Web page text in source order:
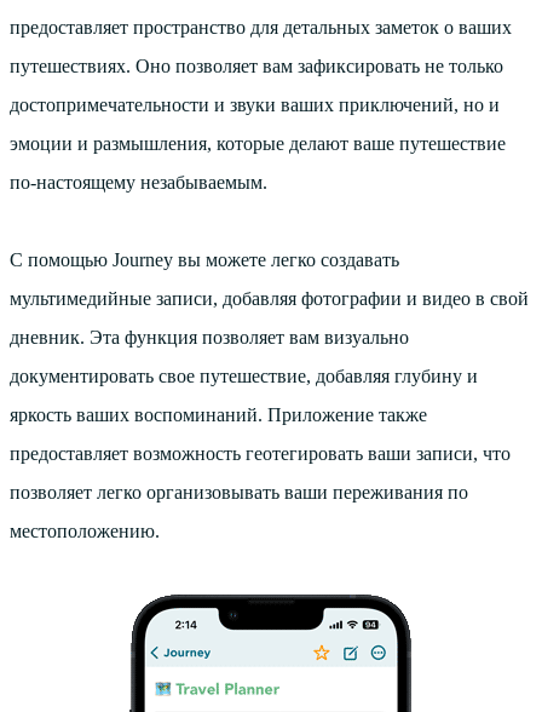
предоставляет пространство для детальных заметок о ваших
путешествиях. Оно позволяет вам зафиксировать не только
достопримечательности и звуки ваших приключений, но и
эмоции и размышления, которые делают ваше путешествие
по-настоящему незабываемым.
С помощью Journey вы можете легко создавать
мультимедийные записи, добавляя фотографии и видео в свой
дневник. Эта функция позволяет вам визуально
документировать свое путешествие, добавляя глубину и
яркость ваших воспоминаний. Приложение также
предоставляет возможность геотегировать ваши записи, что
позволяет легко организовывать ваши переживания по
местоположению.